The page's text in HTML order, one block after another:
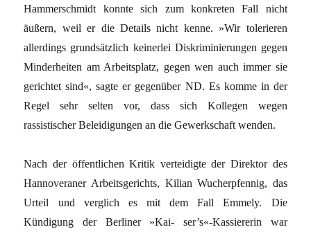
Hammerschmidt konnte sich zum konkreten Fall nicht
äußern, weil er die Details nicht kenne. »Wir tolerieren
allerdings grundsätzlich keinerlei Diskriminierungen gegen
Minderheiten am Arbeitsplatz, gegen wen auch immer sie
gerichtet sind«, sagte er gegenüber ND. Es komme in der
Regel sehr selten vor, dass sich Kollegen wegen
rassistischer Beleidigungen an die Gewerkschaft wenden.
Nach der öffentlichen Kritik verteidigte der Direktor des
Hannoveraner Arbeitsgerichts, Kilian Wucherpfennig, das
Urteil und verglich es mit dem Fall Emmely. Die
Kündigung der Berliner »Kai- ser’s«-Kassiererin war